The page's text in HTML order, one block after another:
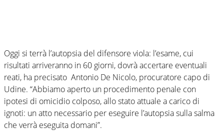
Oggi si terrà l’autopsia del difensore viola: l’esame, cui
risultati arriveranno in 60 giorni, dovrà accertare eventuali
reati, ha precisato Antonio De Nicolo, procuratore capo di
Udine. “Abbiamo aperto un procedimento penale con
ipotesi di omicidio colposo, allo stato attuale a carico di
ignoti: un atto necessario per eseguire l’autopsia sulla salma
che verrà eseguita domani”.